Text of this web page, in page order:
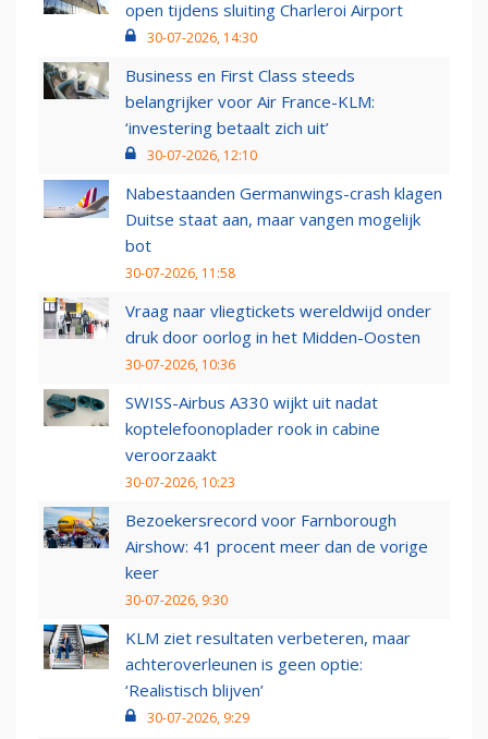
open tijdens sluiting Charleroi Airport
30-07-2026, 14:30
Business en First Class steeds
belangrijker voor Air France-KLM:
‘investering betaalt zich uit’
30-07-2026, 12:10
Nabestaanden Germanwings-crash klagen
Duitse staat aan, maar vangen mogelijk
bot
30-07-2026, 11:58
Vraag naar vliegtickets wereldwijd onder
druk door oorlog in het Midden-Oosten
30-07-2026, 10:36
SWISS-Airbus A330 wijkt uit nadat
koptelefoonoplader rook in cabine
veroorzaakt
30-07-2026, 10:23
Bezoekersrecord voor Farnborough
Airshow: 41 procent meer dan de vorige
keer
30-07-2026, 9:30
KLM ziet resultaten verbeteren, maar
achteroverleunen is geen optie:
‘Realistisch blijven’
30-07-2026, 9:29